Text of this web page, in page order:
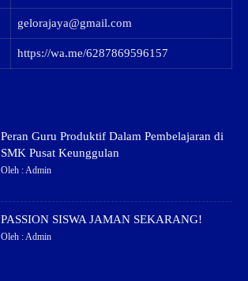
gelorajaya@gmail.com
https://wa.me/6287869596157
Peran Guru Produktif Dalam Pembelajaran di
SMK Pusat Keunggulan
Oleh : Admin
PASSION SISWA JAMAN SEKARANG!
Oleh : Admin